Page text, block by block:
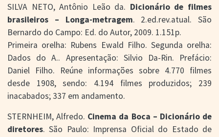
SILVA NETO, Antônio Leão da. Dicionário de filmes
brasileiros – Longa-metragem. 2.ed.rev.atual. São
Bernardo do Campo: Ed. do Autor, 2009. 1.151p.
Primeira orelha: Rubens Ewald Filho. Segunda orelha:
Dados do A.. Apresentação: Silvio Da-Rin. Prefácio:
Daniel Filho. Reúne informações sobre 4.770 filmes
desde 1908, sendo: 4.194 filmes produzidos; 239
inacabados; 337 em andamento.
STERNHEIM, Alfredo. Cinema da Boca – Dicionário de
diretores. São Paulo: Imprensa Oficial do Estado de